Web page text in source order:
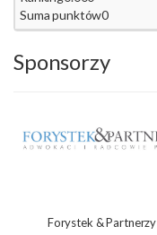
Suma punktów0
Sponsorzy
Forystek & Partnerzy